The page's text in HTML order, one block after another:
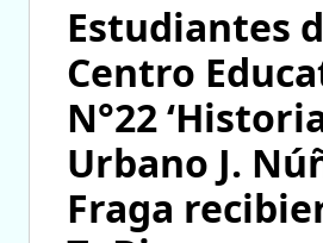
Estudiantes
Centro
N°22
Urbano J.
Fraga